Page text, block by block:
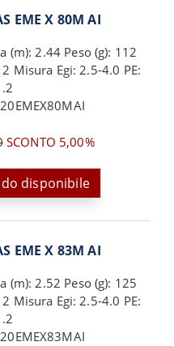
EME X 80M AI
(m): 2.44 Peso (g): 112
Misura Egi: 2.5-4.0 PE:
SCONTO 5,00%
disponibile
EME X 83M AI
(m): 2.52 Peso (g): 125
Misura Egi: 2.5-4.0 PE: